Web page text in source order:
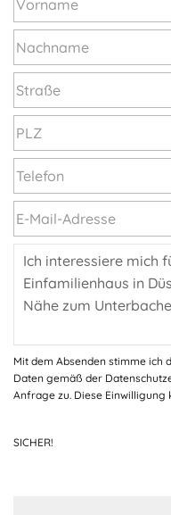
Mit dem Absenden stimme ich
Daten gemäß der
Anfrage zu. Diese
SICHER!